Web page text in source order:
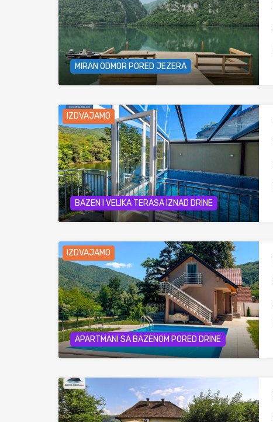
MIRAN ODMOR PORED JEZERA
IZDVAJAMO
BAZEN I VELIKA TERASA IZNAD DRINE
IZDVAJAMO
APARTMANI SA BAZENOM PORED DRINE